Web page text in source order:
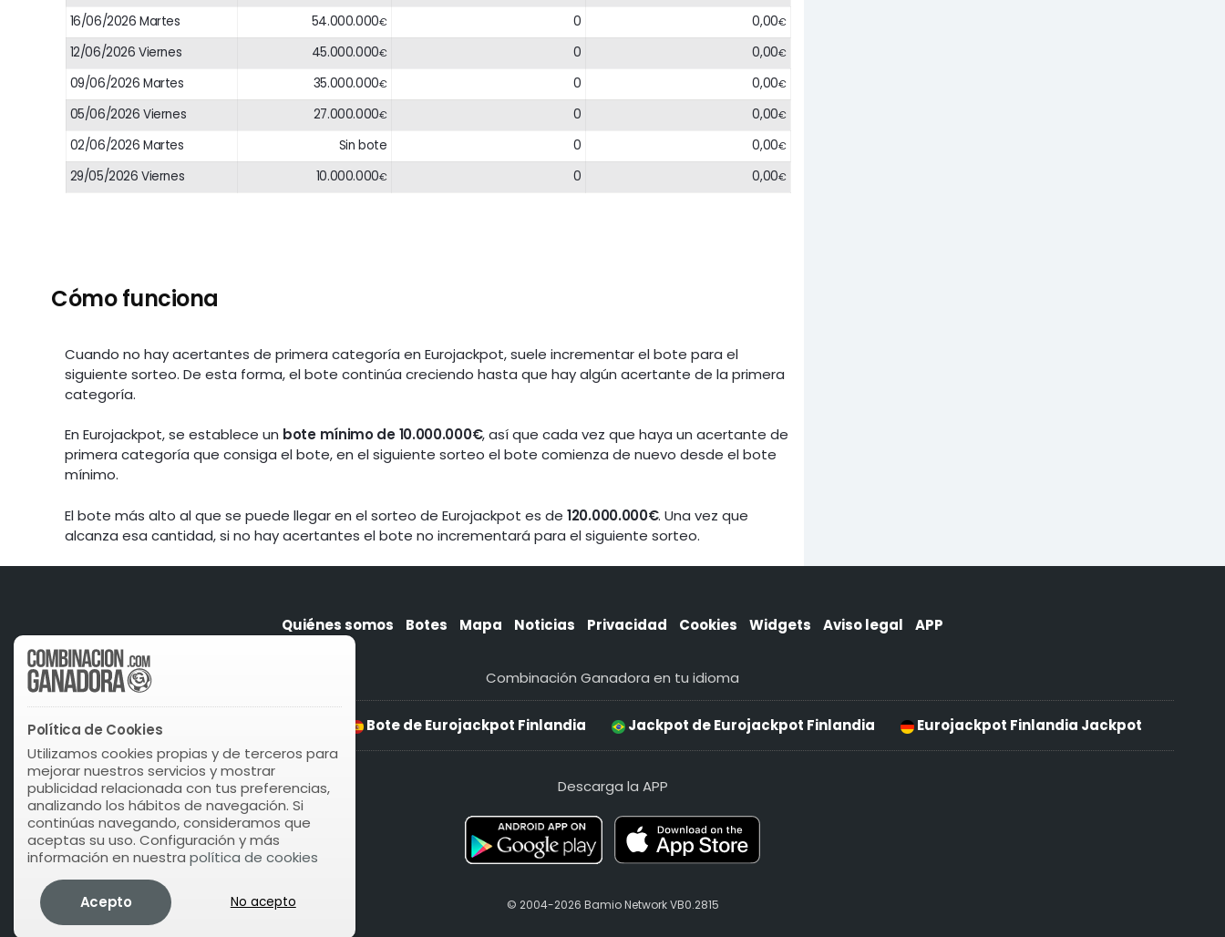
16/06/2026 Martes 54.000.000€ 0 0,00€
12/06/2026 Viernes 45.000.000€ 0 0,00€
09/06/2026 Martes 35.000.000€ 0 0,00€
05/06/2026 Viernes 27.000.000€ 0 0,00€
02/06/2026 Martes Sin bote 0 0,00€
29/05/2026 Viernes 10.000.000€ 0 0,00€
Cómo funciona
Cuando no hay acertantes de primera categoría en Eurojackpot, suele incrementar el bote para el
siguiente sorteo. De esta forma, el bote continúa creciendo hasta que hay algún acertante de la primera
categoría.
En Eurojackpot, se establece un bote mínimo de 10.000.000€, así que cada vez que haya un acertante de
primera categoría que consiga el bote, en el siguiente sorteo el bote comienza de nuevo desde el bote
mínimo.
El bote más alto al que se puede llegar en el sorteo de Eurojackpot es de120.000.000€. Una vez que
alcanza esa cantidad, si no hay acertantes el bote no incrementará para el siguiente sorteo.
Quiénes somos Botes Mapa Noticias Privacidad Cookies Widgets Aviso legal APP
Combinación Ganadora en tu idioma
Eurojackpot Finlandia Jackpot Bote de Eurojackpot Finlandia Jackpot de Eurojackpot Finlandia Eurojackpot Finlandia Jackpot
Descarga la APP
© 2004-2026 Bamio Network VB0.2815
Política de Cookies
Utilizamos cookies propias y de terceros para
mejorar nuestros servicios y mostrar
publicidad relacionada con tus preferencias,
analizando los hábitos de navegación. Si
continúas navegando, consideramos que
aceptas su uso. Configuración y más
información en nuestra política de cookies
Acepto No acepto